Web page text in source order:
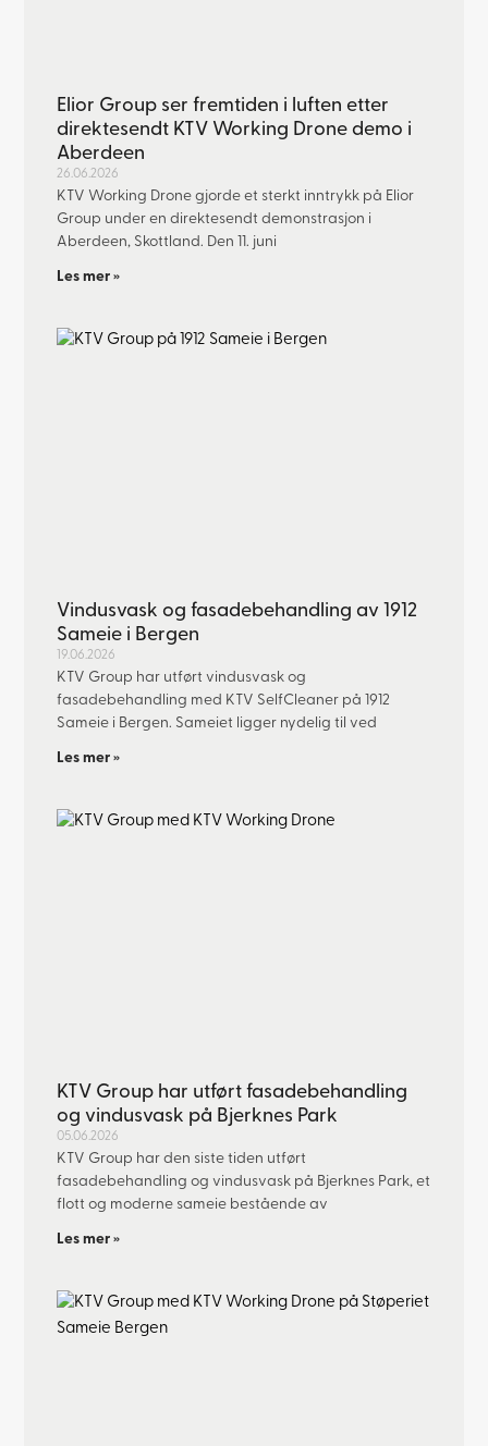
Elior Group ser fremtiden i luften etter
direktesendt KTV Working Drone demo i
Aberdeen
26.06.2026
KTV Working Drone gjorde et sterkt inntrykk på Elior
Group under en direktesendt demonstrasjon i
Aberdeen, Skottland. Den 11. juni
Les mer »
Vindusvask og fasadebehandling av 1912
Sameie i Bergen
19.06.2026
KTV Group har utført vindusvask og
fasadebehandling med KTV SelfCleaner på 1912
Sameie i Bergen. Sameiet ligger nydelig til ved
Les mer »
KTV Group har utført fasadebehandling
og vindusvask på Bjerknes Park
05.06.2026
KTV Group har den siste tiden utført
fasadebehandling og vindusvask på Bjerknes Park, et
flott og moderne sameie bestående av
Les mer »